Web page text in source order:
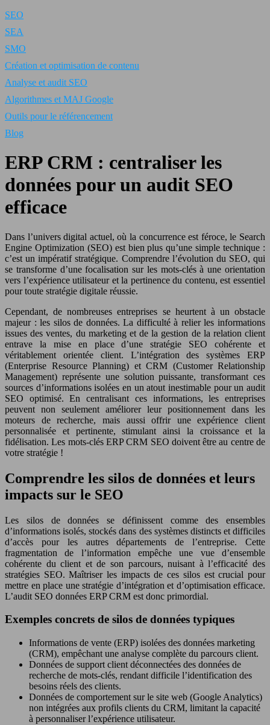
SEO
SEA
SMO
Création et optimisation de contenu
Analyse et audit SEO
Algorithmes et MAJ Google
Outils pour le référencement
Blog
ERP CRM : centraliser les
données pour un audit SEO
efficace
Dans l’univers digital actuel, où la concurrence est féroce, le Search
Engine Optimization (SEO) est bien plus qu’une simple technique :
c’est un impératif stratégique. Comprendre l’évolution du SEO, qui
se transforme d’une focalisation sur les mots-clés à une orientation
vers l’expérience utilisateur et la pertinence du contenu, est essentiel
pour toute stratégie digitale réussie.
Cependant, de nombreuses entreprises se heurtent à un obstacle
majeur : les silos de données. La difficulté à relier les informations
issues des ventes, du marketing et de la gestion de la relation client
entrave la mise en place d’une stratégie SEO cohérente et
véritablement orientée client. L’intégration des systèmes ERP
(Enterprise Resource Planning) et CRM (Customer Relationship
Management) représente une solution puissante, transformant ces
sources d’informations isolées en un atout inestimable pour un audit
SEO optimisé. En centralisant ces informations, les entreprises
peuvent non seulement améliorer leur positionnement dans les
moteurs de recherche, mais aussi offrir une expérience client
personnalisée et pertinente, stimulant ainsi la croissance et la
fidélisation. Les mots-clés ERP CRM SEO doivent être au centre de
votre stratégie !
Comprendre les silos de données et leurs
impacts sur le SEO
Les silos de données se définissent comme des ensembles
d’informations isolés, stockés dans des systèmes distincts et difficiles
d’accès pour les autres départements de l’entreprise. Cette
fragmentation de l’information empêche une vue d’ensemble
cohérente du client et de son parcours, nuisant à l’efficacité des
stratégies SEO. Maîtriser les impacts de ces silos est crucial pour
mettre en place une stratégie d’intégration et d’optimisation efficace.
L’audit SEO données ERP CRM est donc primordial.
Exemples concrets de silos de données typiques
Informations de vente (ERP) isolées des données marketing
(CRM), empêchant une analyse complète du parcours client.
Données de support client déconnectées des données de
recherche de mots-clés, rendant difficile l’identification des
besoins réels des clients.
Données de comportement sur le site web (Google Analytics)
non intégrées aux profils clients du CRM, limitant la capacité
à personnaliser l’expérience utilisateur.